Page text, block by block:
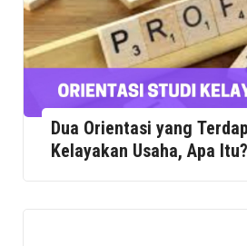
Dua Orientasi yang
Kelayakan Usaha, Apa Itu?